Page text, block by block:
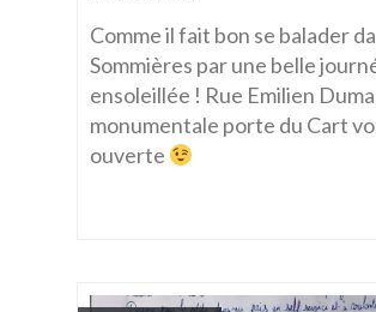
Comme il fait bon se balader
Sommières par une belle
ensoleillée ! Rue Emilien
monumentale porte du Cart
ouverte